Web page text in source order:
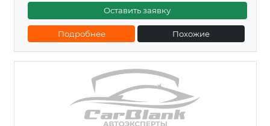
Оставить заявку
Подробнее Похожие